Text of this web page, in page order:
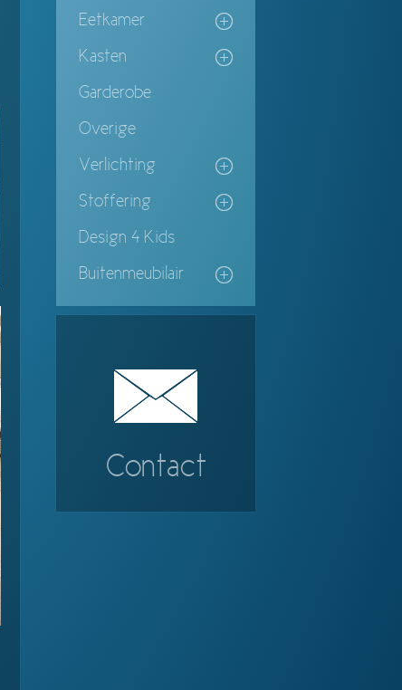
Eetkamer
Kasten
Garderobe
Overige
Verlichting
Stoffering
Design 4 Kids
Buitenmeubilair
Contact